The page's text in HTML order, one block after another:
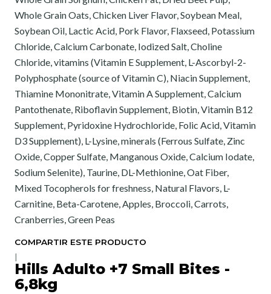
Whole Grain Oats, Chicken Liver Flavor, Soybean Meal,
Soybean Oil, Lactic Acid, Pork Flavor, Flaxseed, Potassium
Chloride, Calcium Carbonate, Iodized Salt, Choline
Chloride, vitamins (Vitamin E Supplement, L-Ascorbyl-2-
Polyphosphate (source of Vitamin C), Niacin Supplement,
Thiamine Mononitrate, Vitamin A Supplement, Calcium
Pantothenate, Riboflavin Supplement, Biotin, Vitamin B12
Supplement, Pyridoxine Hydrochloride, Folic Acid, Vitamin
D3 Supplement), L-Lysine, minerals (Ferrous Sulfate, Zinc
Oxide, Copper Sulfate, Manganous Oxide, Calcium Iodate,
Sodium Selenite), Taurine, DL-Methionine, Oat Fiber,
Mixed Tocopherols for freshness, Natural Flavors, L-
Carnitine, Beta-Carotene, Apples, Broccoli, Carrots,
Cranberries, Green Peas
COMPARTIR ESTE PRODUCTO
Hills Adulto +7 Small Bites -
6,8kg